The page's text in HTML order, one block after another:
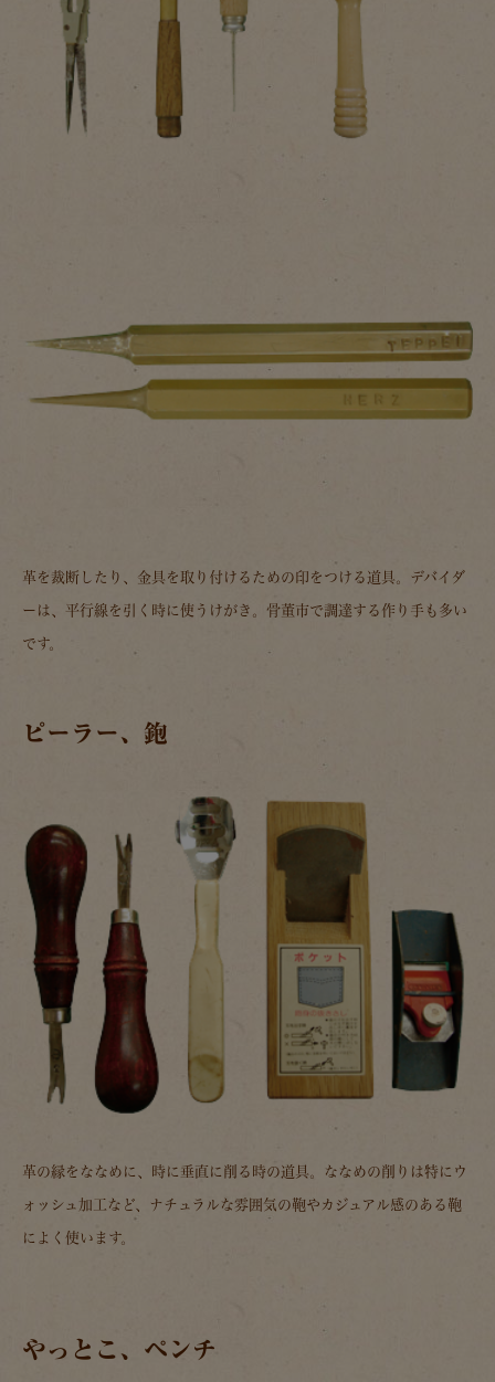
革を裁断したり、金具を取り付けるための印をつける道具。デバイダ
ーは、平行線を引く時に使うけがき。骨董市で調達する作り手も多い
です。
ピーラー、鉋
革の縁をななめに、時に垂直に削る時の道具。ななめの削りは特にウ
ォッシュ加工など、ナチュラルな雰囲気の鞄やカジュアル感のある鞄
によく使います。
やっとこ、ペンチ